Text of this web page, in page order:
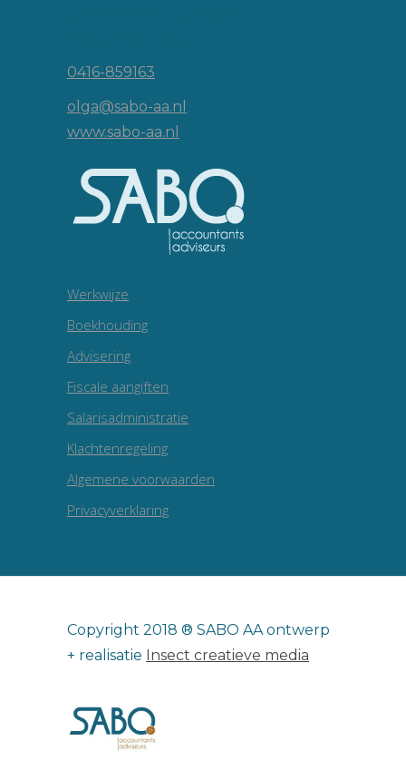
0416-859163
olga@sabo-aa.nl
www.sabo-aa.nl
Werkwijze
Boekhouding
Advisering
Fiscale aangiften
Salarisadministratie
Klachtenregeling
Algemene voorwaarden
Privacyverklaring
Copyright 2018 ® SABO AA ontwerp
+ realisatie Insect creatieve media